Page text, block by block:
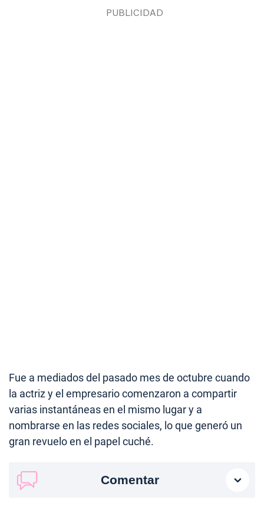
Fue a mediados del pasado mes de octubre cuando
la actriz y el empresario comenzaron a compartir
varias instantáneas en el mismo lugar y a
nombrarse en las redes sociales, lo que generó un
gran revuelo en el papel cuché.
Comentar